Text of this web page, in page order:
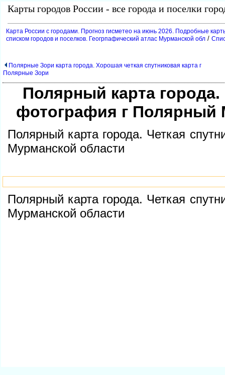
Карты городов России - все города и поселки
Карта России с городами. Прогноз гисметео на июнь 2026. Подробные
списком городов и поселков. Геогрпафический атлас Мурманской обл /
Полярные Зори карта города. Хорошая четкая спутниковая карта
Полярные Зори
Полярный карта города.
фотография г Полярный
Полярный карта города. Четкая
Мурманской области
Полярный карта города. Четкая
Мурманской области